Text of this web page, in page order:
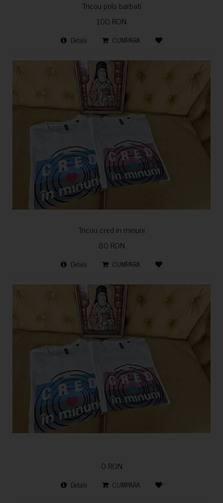
Tricou polo barbati
100 RON
Detalii CUMPARA
Tricou cred in minuni
80 RON
Detalii CUMPARA
0 RON
Detalii CUMPARA